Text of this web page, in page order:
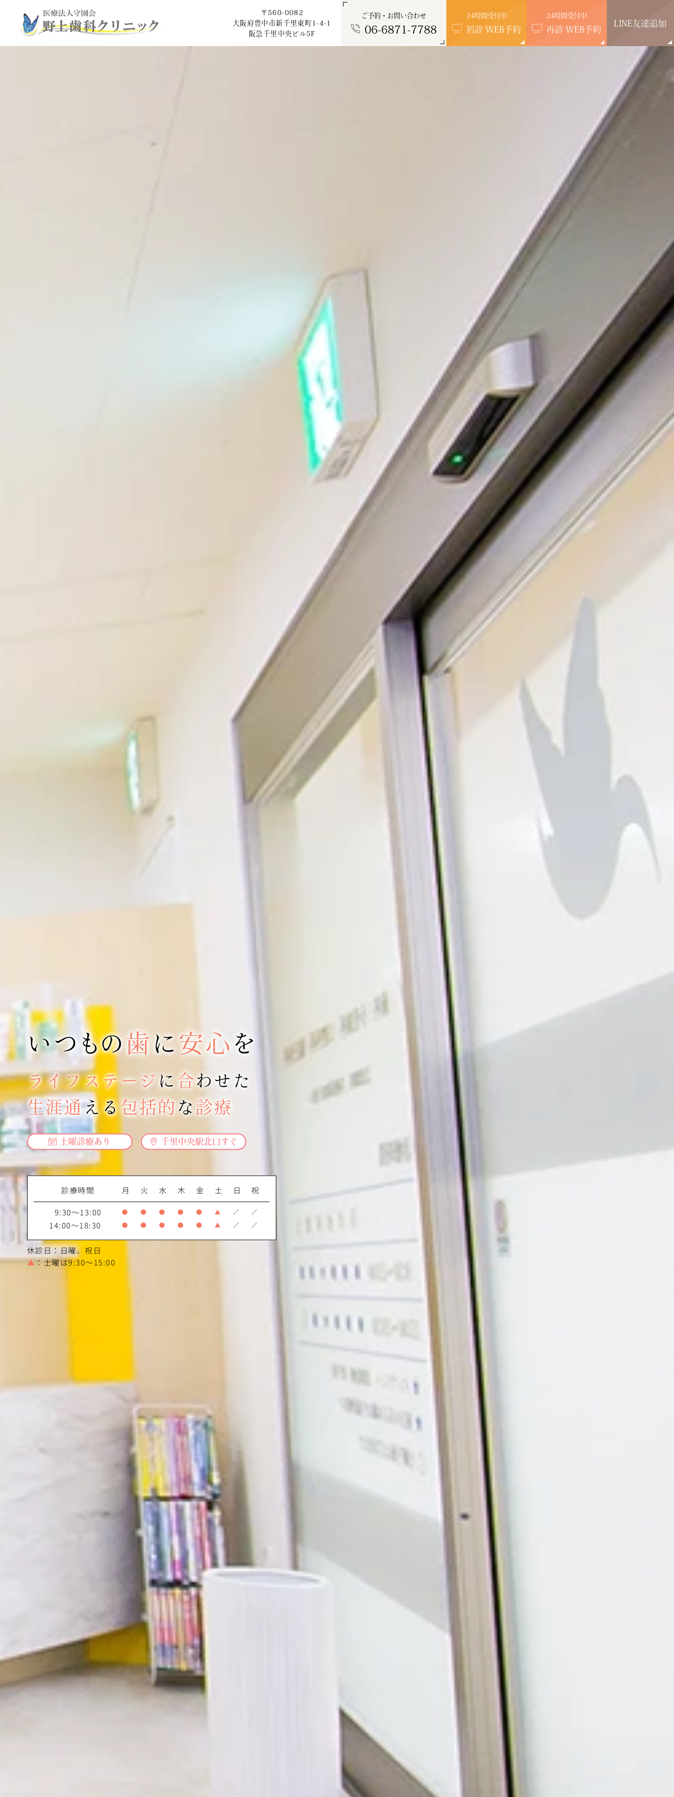
〒560-0082
大阪府豊中市新千里東町1-4-1
阪急千里中央ビル5F
ご予約・お問い合わせ
06-6871-7788
24時間受付中
初診 WEB予約
24時間受付中
再診 WEB予約
LINE友達追加
いつもの歯 に安心 を
ライフステージ に 合わせた
生涯通える包括的 な 診療
土曜診療あり 千里中央駅北口すぐ
診療時間 月 火 水 木 金 土 日
祝
9:30～13:00
● ● ● ● ● ▲ ／ ／
14:00～18:30 ● ● ● ● ● ▲ ／ ／
休診日：日曜、祝日
▲：土曜は9:30～15:00